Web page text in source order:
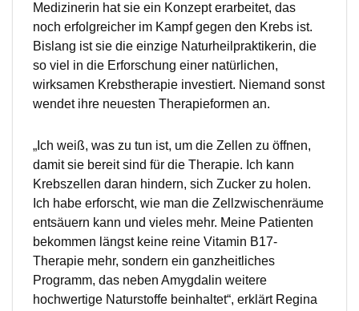
Medizinerin hat sie ein Konzept erarbeitet, das
noch erfolgreicher im Kampf gegen den Krebs ist.
Bislang ist sie die einzige Naturheilpraktikerin, die
so viel in die Erforschung einer natürlichen,
wirksamen Krebstherapie investiert. Niemand sonst
wendet ihre neuesten Therapieformen an.
„Ich weiß, was zu tun ist, um die Zellen zu öffnen,
damit sie bereit sind für die Therapie. Ich kann
Krebszellen daran hindern, sich Zucker zu holen.
Ich habe erforscht, wie man die Zellzwischenräume
entsäuern kann und vieles mehr. Meine Patienten
bekommen längst keine reine Vitamin B17-
Therapie mehr, sondern ein ganzheitliches
Programm, das neben Amygdalin weitere
hochwertige Naturstoffe beinhaltet“, erklärt Regina